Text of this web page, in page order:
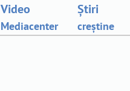
Video
Mediacenter
Știri
creștine